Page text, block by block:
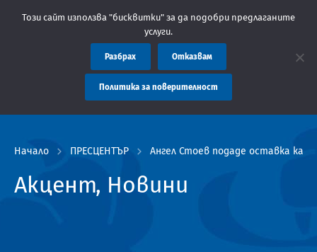
Областна администрация Пловдив препоръчва
Начало ПРЕСЦЕНТЪР Ангел Стоев подаде оставка
Акцент, Новини
Този сайт използва "бисквитки" за да подобри предлаганите
услуги.
Разбрах Отказвам
Политика за поверителност